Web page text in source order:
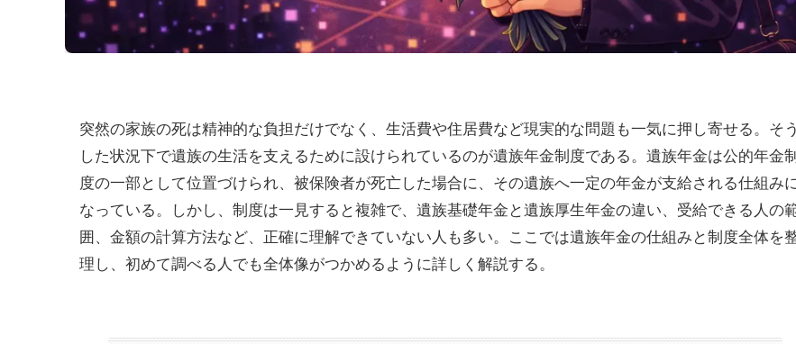
突然の家族の死は精神的な負担だけでなく、生活費や住居費など現実的な問題も一気に押し寄せる。そう
した状況下で遺族の生活を支えるために設けられているのが遺族年金制度である。遺族年金は公的年金
度の一部として位置づけられ、被保険者が死亡した場合に、その遺族へ一定の年金が支給される仕組み
なっている。しかし、制度は一見すると複雑で、遺族基礎年金と遺族厚生年金の違い、受給できる人の
囲、金額の計算方法など、正確に理解できていない人も多い。ここでは遺族年金の仕組みと制度全体を
理し、初めて調べる人でも全体像がつかめるように詳しく解説する。